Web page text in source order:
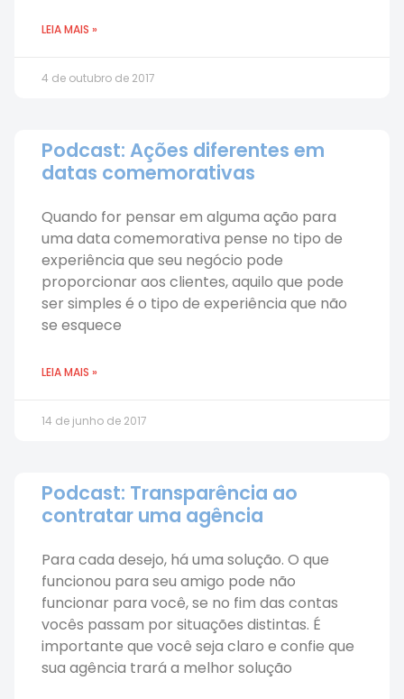
LEIA MAIS »
4 de outubro de 2017
Podcast: Ações diferentes em
datas comemorativas
Quando for pensar em alguma ação para
uma data comemorativa pense no tipo de
experiência que seu negócio pode
proporcionar aos clientes, aquilo que pode
ser simples é o tipo de experiência que não
se esquece
LEIA MAIS »
14 de junho de 2017
Podcast: Transparência ao
contratar uma agência
Para cada desejo, há uma solução. O que
funcionou para seu amigo pode não
funcionar para você, se no fim das contas
vocês passam por situações distintas. É
importante que você seja claro e confie que
sua agência trará a melhor solução